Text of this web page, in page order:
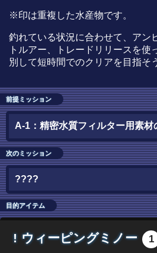
※印は重複した水産物です。
釣れている状況に合わせて、アン
トルアー、トレードリリースを使
別して短時間でのクリアを目指そ
前提ミッション
A-1：精密水質フィルター用素材
次のミッション
????
目的アイテム
! ウィーピングミノー 1